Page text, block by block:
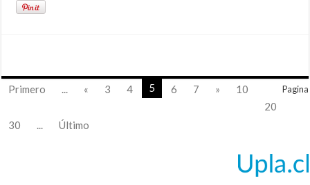
Pagina
Primero ... « 3 4 5 6 7 »
10
20
30
... Último